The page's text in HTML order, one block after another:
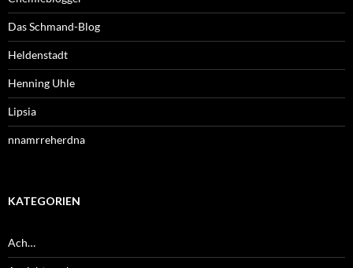
Das Schmand-Blog
Heldenstadt
Henning Uhle
Lipsia
nnamrreherdna
KATEGORIEN
Ach…